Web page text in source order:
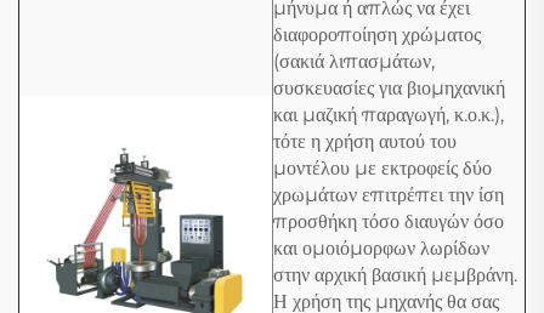
μήνυμα ή απλώς να έχει
διαφοροποίηση χρώματος
(σακιά λιπασμάτων,
συσκευασίες για βιομηχανική
και μαζική παραγωγή, κ.ο.κ.),
τότε η χρήση αυτού του
μοντέλου με εκτροφείς δύο
χρωμάτων επιτρέπει την ίση
προσθήκη τόσο διαυγών όσο
και ομοιόμορφων λωρίδων
στην αρχική βασική μεμβράνη.
Η χρήση της μηχανής θα σας